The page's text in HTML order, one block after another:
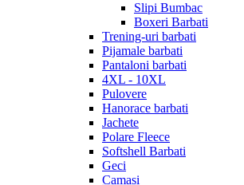
Slipi Bumbac
Boxeri Barbati
Trening-uri barbati
Pijamale barbati
Pantaloni barbati
4XL - 10XL
Pulovere
Hanorace barbati
Jachete
Polare Fleece
Softshell Barbati
Geci
Camasi